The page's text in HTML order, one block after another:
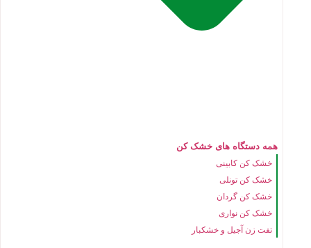
همه دستگاه های خشک کن
خشک کن کابینی
خشک کن تونلی
خشک کن گردان
خشک کن نواری
تفت زن آجیل و خشکبار